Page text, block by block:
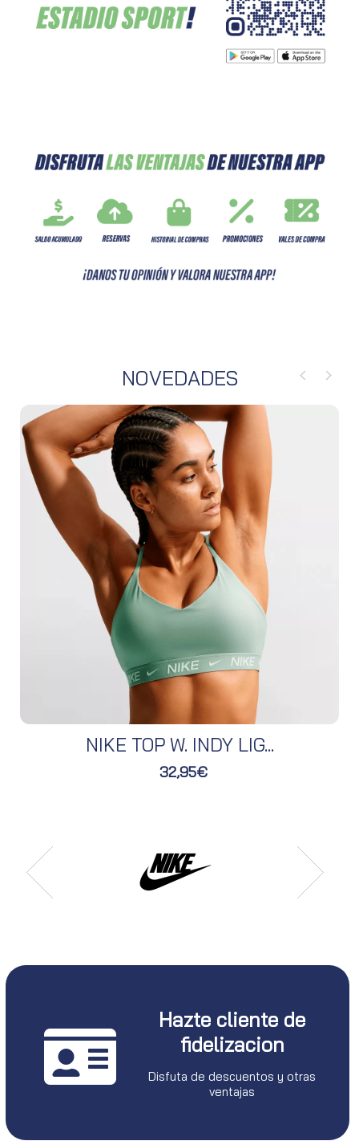
NOVEDADES
NIKE TOP W. INDY LIG...
32,95€
Hazte cliente de
fidelizacion
Disfuta de descuentos y otras
ventajas